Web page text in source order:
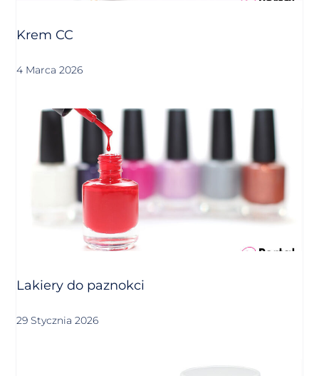
Krem CC
4 Marca 2026
Lakiery do paznokci
29 Stycznia 2026